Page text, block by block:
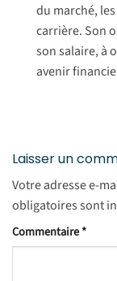
du marché,
carrière. Son
son salaire, à
avenir
Laisser un
Votre adresse e-
obligatoires sont
Commentaire*